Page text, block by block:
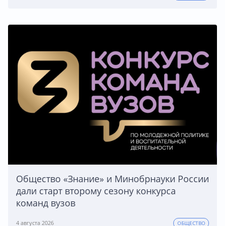
Общество «Знание» и Минобрнауки России
дали старт второму сезону конкурса
команд вузов
4 августа 2026 ОБЩЕСТВО